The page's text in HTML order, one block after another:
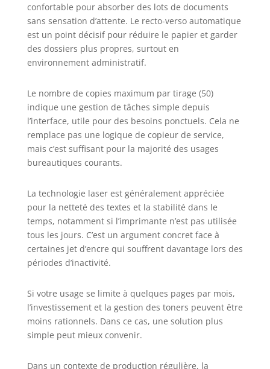
confortable pour absorber des lots de documents
sans sensation d’attente. Le recto-verso automatique
est un point décisif pour réduire le papier et garder
des dossiers plus propres, surtout en
environnement administratif.
Le nombre de copies maximum par tirage (50)
indique une gestion de tâches simple depuis
l’interface, utile pour des besoins ponctuels. Cela ne
remplace pas une logique de copieur de service,
mais c’est suffisant pour la majorité des usages
bureautiques courants.
La technologie laser est généralement appréciée
pour la netteté des textes et la stabilité dans le
temps, notamment si l’imprimante n’est pas utilisée
tous les jours. C’est un argument concret face à
certaines jet d’encre qui souffrent davantage lors des
périodes d’inactivité.
Si votre usage se limite à quelques pages par mois,
l’investissement et la gestion des toners peuvent être
moins rationnels. Dans ce cas, une solution plus
simple peut mieux convenir.
Dans un contexte de production régulière, la